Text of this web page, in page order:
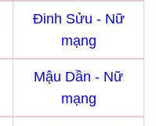
Đinh Sửu - Nữ
mạng
Mậu Dần - Nữ
mạng